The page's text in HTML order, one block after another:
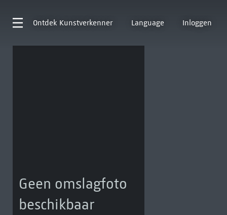
Ontdek Kunstverkenner Language Inloggen
Geen omslagfoto
beschikbaar